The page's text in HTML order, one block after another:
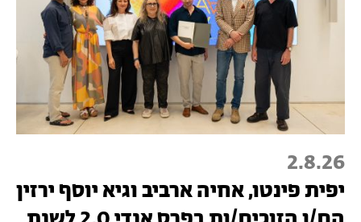
2.8.26
יפית פינטו, אחיה ארביב וגיא יוסף ירזין